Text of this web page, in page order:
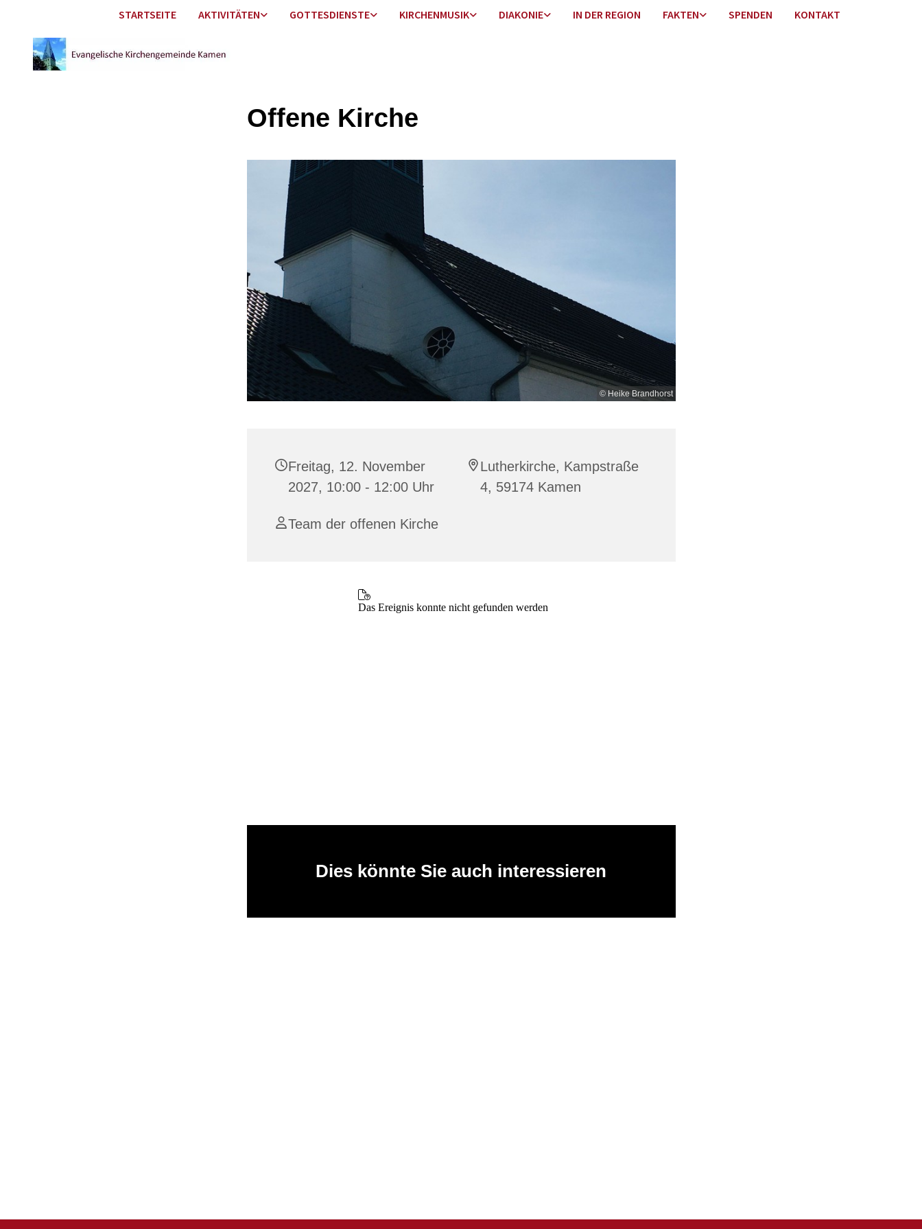
STARTSEITE AKTIVITÄTEN GOTTESDIENSTE KIRCHENMUSIK DIAKONIE IN DER REGION FAKTEN SPENDEN KONTAKT
Offene Kirche
© Heike Brandhorst
Freitag, 12. November
2027, 10:00 - 12:00 Uhr
Lutherkirche, Kampstraße
4, 59174 Kamen
Team der offenen Kirche
Dies könnte Sie auch interessieren